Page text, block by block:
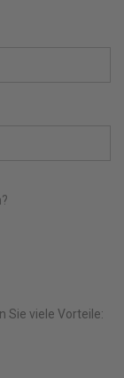
Sie viele Vorteile: